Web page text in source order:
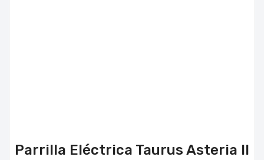
Parrilla Eléctrica Taurus Asteria II